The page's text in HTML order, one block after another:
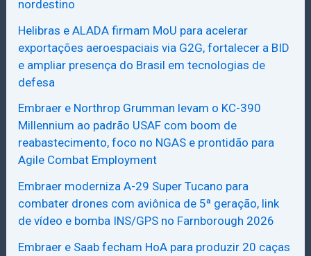
nordestino
Helibras e ALADA firmam MoU para acelerar
exportações aeroespaciais via G2G, fortalecer a BID
e ampliar presença do Brasil em tecnologias de
defesa
Embraer e Northrop Grumman levam o KC-390
Millennium ao padrão USAF com boom de
reabastecimento, foco no NGAS e prontidão para
Agile Combat Employment
Embraer moderniza A-29 Super Tucano para
combater drones com aviônica de 5ª geração, link
de vídeo e bomba INS/GPS no Farnborough 2026
Embraer e Saab fecham HoA para produzir 20 caças